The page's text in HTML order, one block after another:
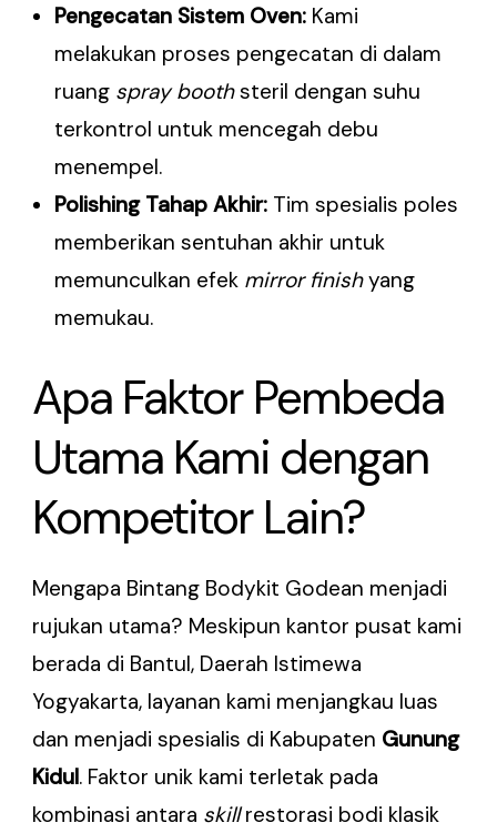
Pengecatan Sistem Oven: Kami
melakukan proses pengecatan di dalam
ruang spray boothsteril dengan suhu
terkontrol untuk mencegah debu
menempel.
Polishing Tahap Akhir: Tim spesialis poles
memberikan sentuhan akhir untuk
memunculkan efek mirror finishyang
memukau.
Apa Faktor Pembeda
Utama Kami dengan
Kompetitor Lain?
Mengapa Bintang Bodykit Godean menjadi
rujukan utama? Meskipun kantor pusat kami
berada di Bantul, Daerah Istimewa
Yogyakarta, layanan kami menjangkau luas
dan menjadi spesialis di Kabupaten Gunung
Kidul. Faktor unik kami terletak pada
kombinasi antara skillrestorasi bodi klasik